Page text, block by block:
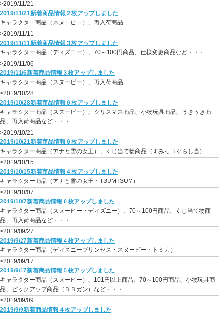
>2019/11/21
2019/11/21新着商品情報２枚アップしました
キャラクター商品（スヌーピー）、再入荷商品
>2019/11/11
2019/11/11新着商品情報３枚アップしました
キャラクター商品（ディズニー）、70～100円商品、仕様変更商品など・・・
>2019/11/06
2019/11/6新着商品情報３枚アップしました
キャラクター商品（スヌーピー）、再入荷商品
>2019/10/28
2019/10/28新着商品情報６枚アップしました
キャラクター商品（スヌーピー）、クリスマス商品、小物玩具商品、うきうき商
品、再入荷商品など・・・
>2019/10/21
2019/10/21新着商品情報６枚アップしました
キャラクター商品（アナと雪の女王）、くじ当て物商品（すみっコぐらし当）
>2019/10/15
2019/10/15新着商品情報４枚アップしました
キャラクター商品（アナと雪の女王・TSUMTSUM）
>2019/10/07
2019/10/7新着商品情報６枚アップしました
キャラクター商品（スヌーピー・ディズニー）、70～100円商品、くじ当て物商
品、再入荷商品など・・・
>2019/09/27
2019/9/27新着商品情報４枚アップしました
キャラクター商品（ディズニープリンセス・スヌーピー・トミカ）
>2019/09/17
2019/9/17新着商品情報５枚アップしました
キャラクター商品（スヌーピー）、101円以上商品、70～100円商品、小物玩具商
品、ピックアップ商品（ＢＢガン）など・・・
>2019/09/09
2019/9/9新着商品情報４枚アップしました